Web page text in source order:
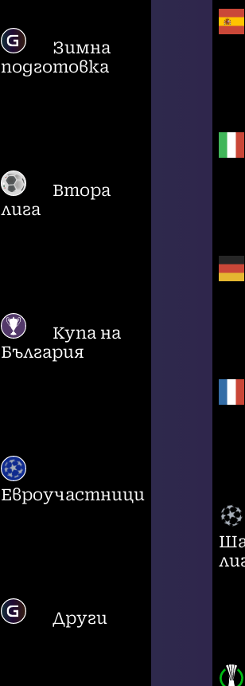
Зимна
подготовка
Втора
лига
Купа на
България
Евроучастници
Други